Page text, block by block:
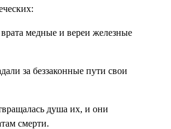
медные и вереи железные
за беззаконные пути свои
душа их, и они
смерти.